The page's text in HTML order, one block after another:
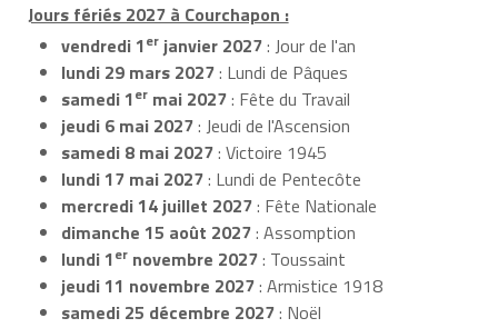
Jours fériés 2027 à Courchapon :
vendredi 1er janvier 2027: Jour de l'an
lundi 29 mars 2027: Lundi de Pâques
samedi 1er mai 2027: Fête du Travail
jeudi 6 mai 2027: Jeudi de l'Ascension
samedi 8 mai 2027: Victoire 1945
lundi 17 mai 2027: Lundi de Pentecôte
mercredi 14 juillet 2027: Fête Nationale
dimanche 15 août 2027: Assomption
lundi 1er novembre 2027: Toussaint
jeudi 11 novembre 2027: Armistice 1918
samedi 25 décembre 2027: Noël